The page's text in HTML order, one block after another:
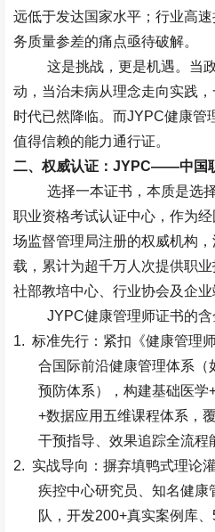
远低于发达国家水平；行业高
务质量参差的痛点亟待破解。
这是挑战，更是机遇。当
动，当治未病从理念走向实践
时代已然降临。而JYPC健康管
值得信赖的能力通行证。
二、权威认证：JYPC——中国
选择一本证书，本质是选
职业资格考试认证中心，作为
场监督管理局注册的权威机构
载，累计为超千万人次提供职
社部教培中心、行业协会及企业
JYPC健康管理师证书的含
1. 标准先行：紧扣《健康管理
合国际前沿健康管理体系（
预防体系），构建基础医学
+数据应用五维课程体系，
干预指导、效果追踪全流程
2. 实战导向：摒弃填鸭式理论
疾控中心研究员、知名健康
队，开发200+真实案例库、